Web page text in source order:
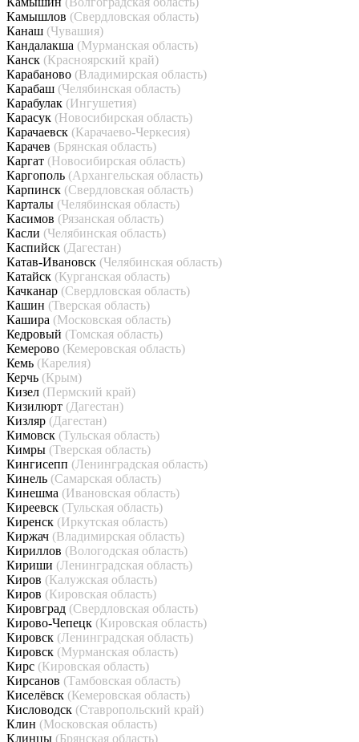
Камышлов (Свердловская область)
Канаш (Чувашия)
Кандалакша (Мурманская область)
Канск (Красноярский край)
Карабаново (Владимирская область)
Карабаш (Челябинская область)
Карабулак (Ингушетия)
Карасук (Новосибирская область)
Карачаевск (Карачаево-Черкесия)
Карачев (Брянская область)
Каргат (Новосибирская область)
Каргополь (Архангельская область)
Карпинск (Свердловская область)
Карталы (Челябинская область)
Касимов (Рязанская область)
Касли (Челябинская область)
Каспийск (Дагестан)
Катав-Ивановск (Челябинская область)
Катайск (Курганская область)
Качканар (Свердловская область)
Кашин (Тверская область)
Кашира (Московская область)
Кедровый (Томская область)
Кемерово (Кемеровская область)
Кемь (Карелия)
Керчь (Крым)
Кизел (Пермский край)
Кизилюрт (Дагестан)
Кизляр (Дагестан)
Кимовск (Тульская область)
Кимры (Тверская область)
Кингисепп (Ленинградская область)
Кинель (Самарская область)
Кинешма (Ивановская область)
Киреевск (Тульская область)
Киренск (Иркутская область)
Киржач (Владимирская область)
Кириллов (Вологодская область)
Кириши (Ленинградская область)
Киров (Калужская область)
Киров (Кировская область)
Кировград (Свердловская область)
Кирово-Чепецк (Кировская область)
Кировск (Ленинградская область)
Кировск (Мурманская область)
Кирс (Кировская область)
Кирсанов (Тамбовская область)
Киселёвск (Кемеровская область)
Кисловодск (Ставропольский край)
Клин (Московская область)
Клинцы (Брянская область)